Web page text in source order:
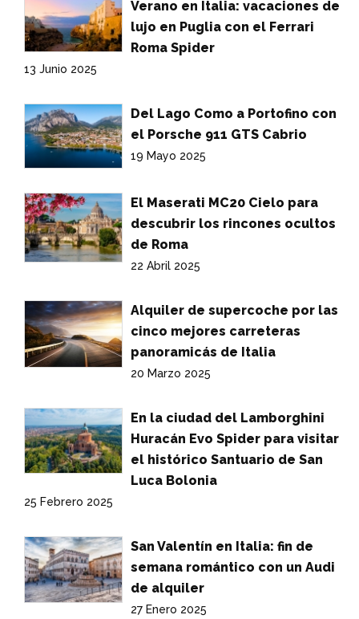
Verano en Italia: vacaciones de
lujo en Puglia con el Ferrari
Roma Spider
13 Junio 2025
Del Lago Como a Portofino con
el Porsche 911 GTS Cabrio
19 Mayo 2025
El Maserati MC20 Cielo para
descubrir los rincones ocultos
de Roma
22 Abril 2025
Alquiler de supercoche por las
cinco mejores carreteras
panoramicás de Italia
20 Marzo 2025
En la ciudad del Lamborghini
Huracán Evo Spider para visitar
el histórico Santuario de San
Luca Bolonia
25 Febrero 2025
San Valentín en Italia: fin de
semana romántico con un Audi
de alquiler
27 Enero 2025